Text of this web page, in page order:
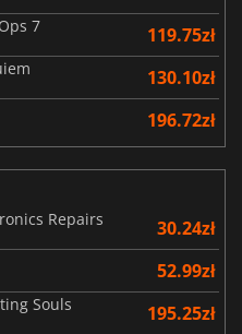
7 119.75zł
130.10zł
196.72zł
Repairs
30.24zł
52.99zł
Souls 195.25zł